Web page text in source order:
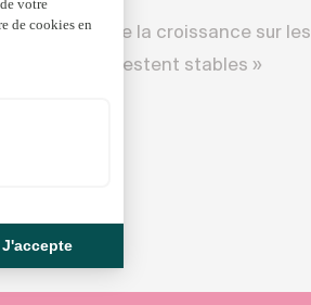
de la croissance sur les
résidentiel restent stables »